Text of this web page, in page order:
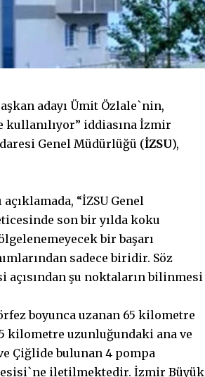
adayı Ümit Özlale`nin,
iddiasına İzmir
Genel Müdürlüğü (İZSU),
“İZSU Genel
son bir yılda koku
bir başarı
sadece biridir. Söz
açısından şu noktaların bilinmesi
boyunca uzanan 65 kilometre
kilometre uzunluğundaki ana ve
Çiğlide bulunan 4 pompa
iletilmektedir. İzmir Büyük